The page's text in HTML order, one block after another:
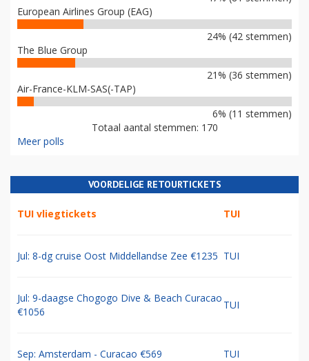
European Airlines Group (EAG)
24% (42 stemmen)
The Blue Group
21% (36 stemmen)
Air-France-KLM-SAS(-TAP)
6% (11 stemmen)
Totaal aantal stemmen: 170
Meer polls
VOORDELIGE RETOURTICKETS
TUI vliegtickets TUI
Jul: 8-dg cruise Oost Middellandse Zee €1235 TUI
Jul: 9-daagse Chogogo Dive & Beach Curacao
€1056
TUI
Sep: Amsterdam - Curacao €569 TUI